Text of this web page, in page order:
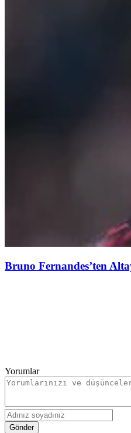
Bruno Fernandes’ten
Yorumlar
Gönder